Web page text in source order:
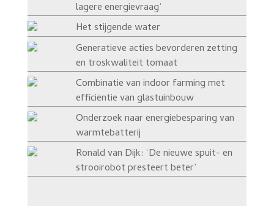
lagere energievraag’
Het stijgende water
Generatieve acties bevorderen zetting
en troskwaliteit tomaat
Combinatie van indoor farming met
efficiëntie van glastuinbouw
Onderzoek naar energiebesparing van
warmtebatterij
Ronald van Dijk: ‘De nieuwe spuit- en
strooirobot presteert beter’